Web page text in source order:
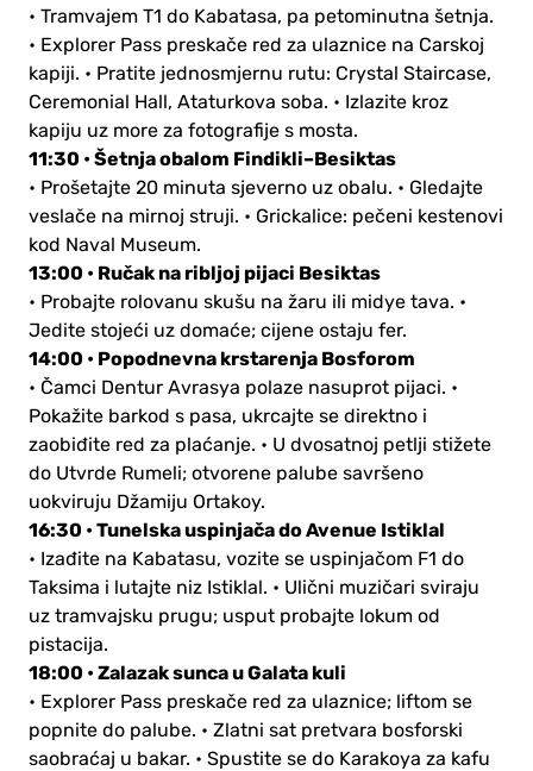
• Tramvajem T1 do Kabatasa, pa petominutna šetnja.
• Explorer Pass preskače red za ulaznice na Carskoj
kapiji. • Pratite jednosmjernu rutu: Crystal Staircase,
Ceremonial Hall, Ataturkova soba. • Izlazite kroz
kapiju uz more za fotografije s mosta.
11:30 • Šetnja obalom Findikli–Besiktas
• Prošetajte 20 minuta sjeverno uz obalu. • Gledajte
veslače na mirnoj struji. • Grickalice: pečeni kestenovi
kod Naval Museum.
13:00 • Ručak na ribljoj pijaci Besiktas
• Probajte rolovanu skušu na žaru ili midye tava. •
Jedite stojeći uz domaće; cijene ostaju fer.
14:00 • Popodnevna krstarenja Bosforom
• Čamci Dentur Avrasya polaze nasuprot pijaci. •
Pokažite barkod s pasa, ukrcajte se direktno i
zaobiđite red za plaćanje. • U dvosatnoj petlji stižete
do Utvrde Rumeli; otvorene palube savršeno
uokviruju Džamiju Ortakoy.
16:30 • Tunelska uspinjača do Avenue Istiklal
• Izađite na Kabatasu, vozite se uspinjačom F1 do
Taksima i lutajte niz Istiklal. • Ulični muzičari sviraju
uz tramvajsku prugu; usput probajte lokum od
pistacija.
18:00 • Zalazak sunca u Galata kuli
• Explorer Pass preskače red za ulaznice; liftom se
popnite do palube. • Zlatni sat pretvara bosforski
saobraćaj u bakar. • Spustite se do Karakoya za kafu